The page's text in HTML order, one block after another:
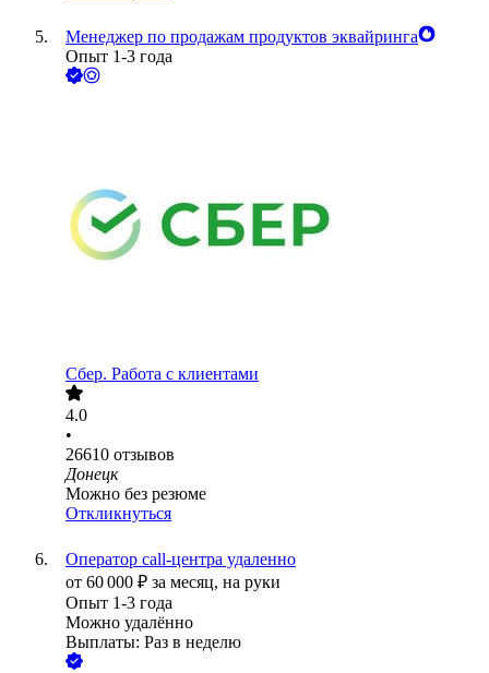
Менеджер по продажам продуктов эквайринга
Опыт 1-3 года
Сбер. Работа с клиентами
4.0
•
26610 отзывов
Донецк
Можно без резюме
Откликнуться
Оператор call-центра удаленно
от 60 000 ₽ за месяц, на руки
Опыт 1-3 года
Можно удалённо
Выплаты: Раз в неделю